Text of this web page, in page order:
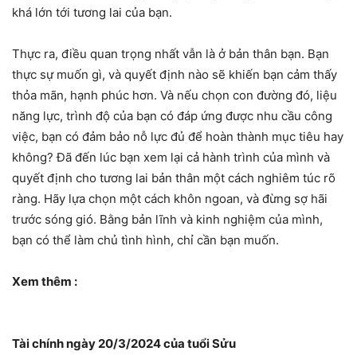
khá lớn tới tương lai của bạn.
Thực ra, điều quan trọng nhất vẫn là ở bản thân bạn. Bạn
thực sự muốn gì, và quyết định nào sẽ khiến bạn cảm thấy
thỏa mãn, hạnh phúc hơn. Và nếu chọn con đường đó, liệu
năng lực, trình độ của bạn có đáp ứng được nhu cầu công
việc, bạn có đảm bảo nỗ lực đủ để hoàn thành mục tiêu hay
không? Đã đến lúc bạn xem lại cả hành trình của mình và
quyết định cho tương lai bản thân một cách nghiêm túc rõ
ràng. Hãy lựa chọn một cách khôn ngoan, và đừng sợ hãi
trước sóng gió. Bằng bản lĩnh và kinh nghiệm của mình,
bạn có thể làm chủ tình hình, chỉ cần bạn muốn.
Xem thêm :
Tài chính ngày 20/3/2024 của tuổi Sửu